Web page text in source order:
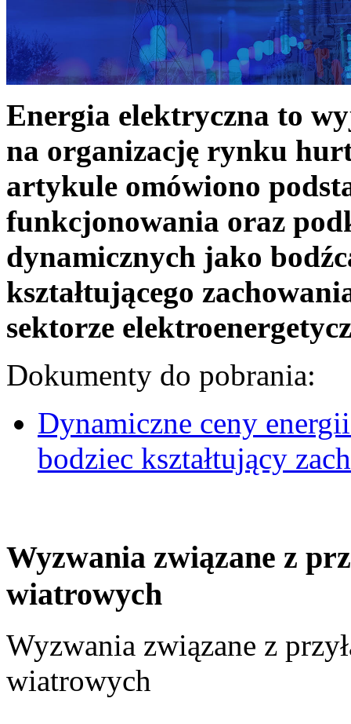
Energia elektryczna to
na organizację rynku
artykule omówiono
funkcjonowania oraz
dynamicznych jako
kształtującego
sektorze
Dokumenty do pobrania:
Dynamiczne ceny
bodziec kształtujący
Wyzwania związane z
wiatrowych
Wyzwania związane z
wiatrowych